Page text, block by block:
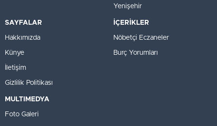
Yenişehir
SAYFALAR
Hakkımızda
Künye
İletişim
Gizlilik Politikası
İÇERİKLER
Nöbetçi Eczaneler
Burç Yorumları
MULTIMEDYA
Foto Galeri